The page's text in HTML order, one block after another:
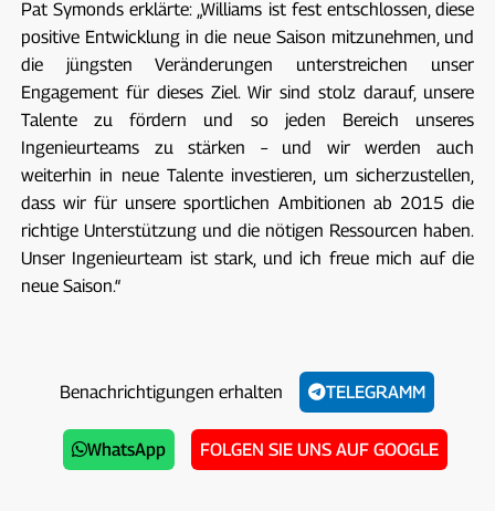
Pat Symonds erklärte: „Williams ist fest entschlossen, diese
positive Entwicklung in die neue Saison mitzunehmen, und
die jüngsten Veränderungen unterstreichen unser
Engagement für dieses Ziel. Wir sind stolz darauf, unsere
Talente zu fördern und so jeden Bereich unseres
Ingenieurteams zu stärken – und wir werden auch
weiterhin in neue Talente investieren, um sicherzustellen,
dass wir für unsere sportlichen Ambitionen ab 2015 die
richtige Unterstützung und die nötigen Ressourcen haben.
Unser Ingenieurteam ist stark, und ich freue mich auf die
neue Saison.“
Benachrichtigungen erhalten TELEGRAMM
WhatsApp FOLGEN SIE UNS AUF GOOGLE